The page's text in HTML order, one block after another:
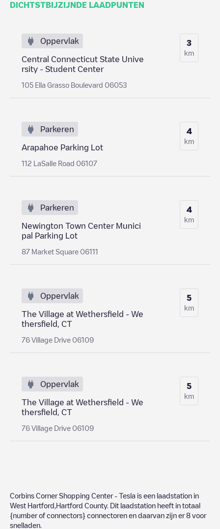
DICHTSTBIJZIJNDE LAADPUNTEN
Oppervlak
Central Connecticut State Unive
rsity - Student Center
105 Ella Grasso Boulevard 06053
3
km
Parkeren
Arapahoe Parking Lot
112 LaSalle Road 06107
4
km
Parkeren
Newington Town Center Munici
pal Parking Lot
87 Market Square 06111
4
km
Oppervlak
The Village at Wethersfield - We
thersfield, CT
76 Village Drive 06109
5
km
Oppervlak
The Village at Wethersfield - We
thersfield, CT
76 Village Drive 06109
5
km
Corbins Corner Shopping Center - Tesla is een laadstation in
West Hartford Hartford County. Dit laadstation heeft in totaal
{number of connectors} connectoren en daarvan zijn er8 voor
snelladen.